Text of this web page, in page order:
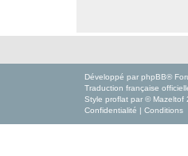
Développé par phpBB®
Traduction française
Style proflat par © Mazeltof
Confidentialité | Conditions